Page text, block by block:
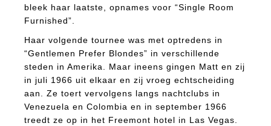
bleek haar laatste, opnames voor “Single Room
Furnished”.
Haar volgende tournee was met optredens in
“Gentlemen Prefer Blondes” in verschillende
steden in Amerika. Maar ineens gingen Matt en zij
in juli 1966 uit elkaar en zij vroeg echtscheiding
aan. Ze toert vervolgens langs nachtclubs in
Venezuela en Colombia en in september 1966
treedt ze op in het Freemont hotel in Las Vegas.